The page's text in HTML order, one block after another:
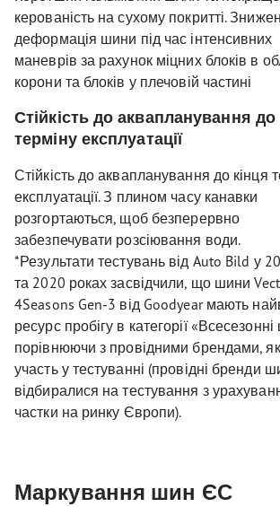
керованість на сухому покритті.
деформація шини під час інтенсивних
маневрів за рахунок міцних блоків в
корони та блоків у плечовій частині
Стійкість до аквапланування до
терміну експлуатації
Стійкість до аквапланування до кінця
експлуатації. З плином часу канавки
розгортаються, щоб безперервно
забезпечувати розсіювання води.
*Результати тестувань від Auto Bild у
та 2020 роках засвідчили, що шини
4Seasons Gen-3 від Goodyear мають
ресурс пробігу в категорії
порівнюючи з провідними брендами,
участь у тестуванні (провідні бренди
відбиралися на тестування з
частки на ринку Європи).
Маркування шин ЄС